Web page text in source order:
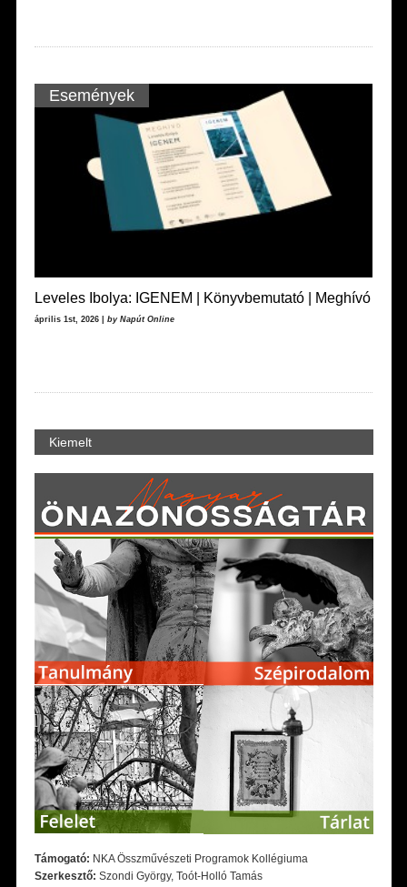
Események
Leveles Ibolya: IGENEM | Könyvbemutató | Meghívó
április 1st, 2026 | by Napút Online
Kiemelt
Támogató: NKA Összművészeti Programok Kollégiuma
Szerkesztő: Szondi György, Toót-Holló Tamás